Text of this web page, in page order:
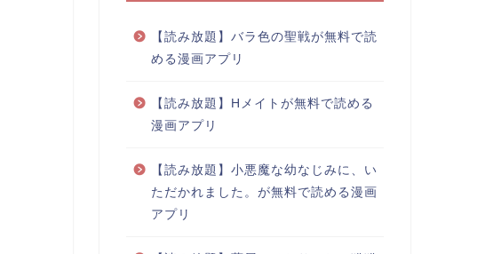
【読み放題】バラ色の聖戦が無料で読
める漫画アプリ
【読み放題】Hメイトが無料で読める
漫画アプリ
【読み放題】小悪魔な幼なじみに、い
ただかれました。が無料で読める漫画
アプリ